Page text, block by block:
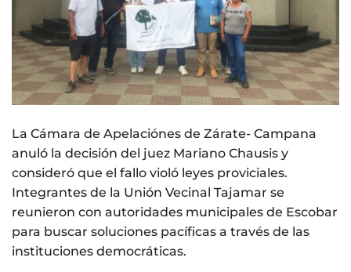
La Cámara de Apelaciónes de Zárate- Campana
anuló la decisión del juez Mariano Chausis y
consideró que el fallo violó leyes proviciales.
Integrantes de la Unión Vecinal Tajamar se
reunieron con autoridades municipales de Escobar
para buscar soluciones pacíficas a través de las
instituciones democráticas.